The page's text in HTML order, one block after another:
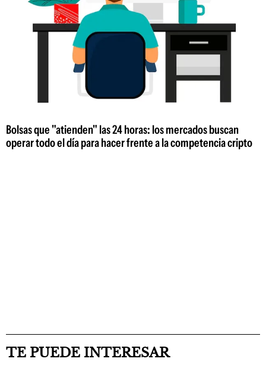
Bolsas que "atienden" las 24 horas: los mercados buscan
operar todo el día para hacer frente a la competencia cripto
TE PUEDE INTERESAR